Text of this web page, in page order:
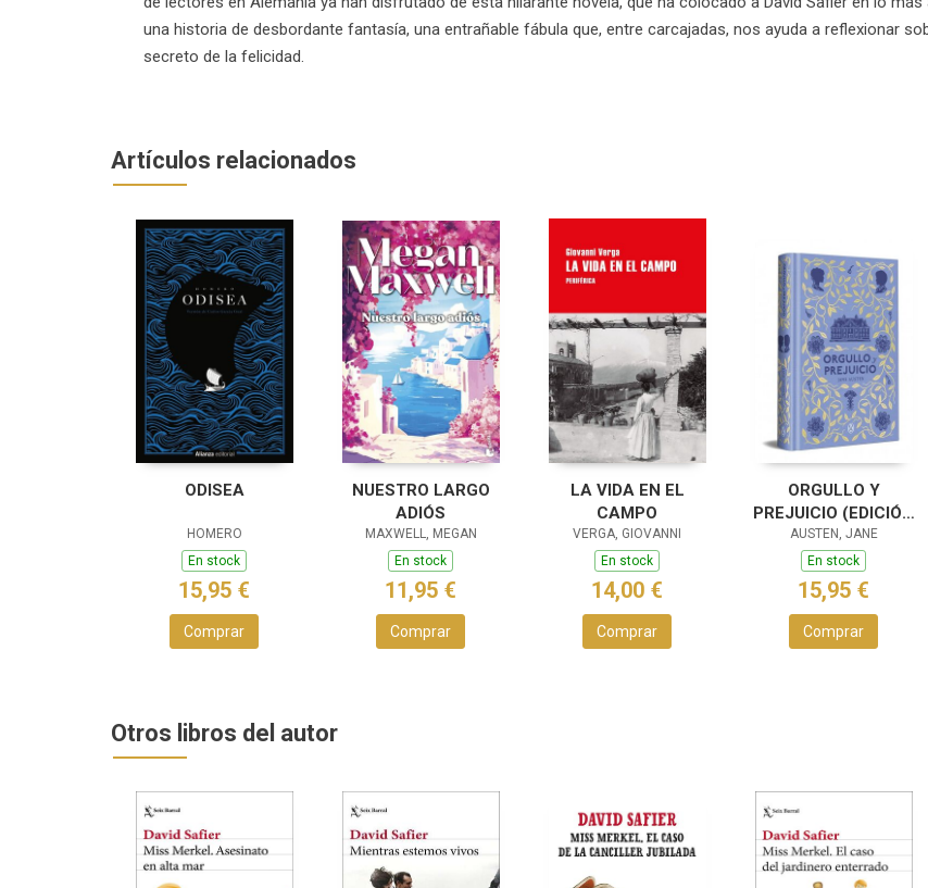
una historia de desbordante fantasía, una entrañable fábula que, entre carcajadas, nos ayuda a reflexionar
secreto de la felicidad.
Artículos relacionados
ODISEA
HOMERO
En stock
15,95 €
Comprar
NUESTRO LARGO
ADIÓS
MAXWELL, MEGAN
En stock
11,95 €
Comprar
LA VIDA EN EL
CAMPO
VERGA, GIOVANNI
En stock
14,00 €
Comprar
ORGULLO Y
PREJUICIO (EDICIÓN
ESPECIAL EN TAPA
DURA)
AUSTEN, JANE
En stock
15,95 €
Comprar
Otros libros del autor